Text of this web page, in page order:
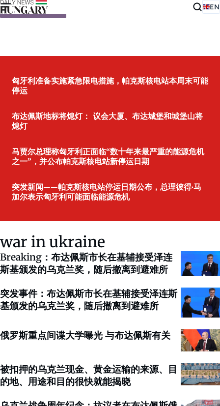
Skip to content EN
匈牙利准备实施紧急限电措施，帕克斯核电站本周末可能
停运
布达佩斯地标将熄灯： 议会大厦、布达城堡和城堡山将
熄灯
马贾尔总理称匈牙利正面临“数十年来最严重的能源危机
之一”，并公布帕克斯核电站新停运日期
突发新闻——帕克斯核电站停运日期公布，总理彼得·马
加尔表示匈牙利可能面临能源危机
war in ukraine
Breaking：布达佩斯市长在基辅接受泽连
斯基颁发的乌克兰奖，随后撤离到避难所
突发事件：布达佩斯市长在基辅接受泽连斯
基颁发的乌克兰奖，随后撤离到避难所
俄罗斯重点间谍大学曝光 与布达佩斯有关
被扣押的乌克兰现金、黄金运输的来源、目
的地、用途和目的很快就能揭晓